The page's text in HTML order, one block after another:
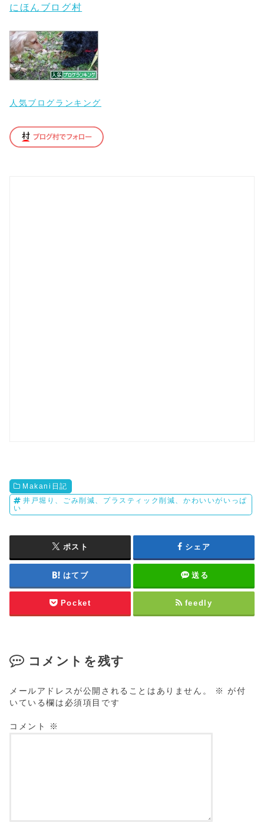
にほんブログ村
人気ブログランキング
Makani日記
井戸堀り、ごみ削減、プラスティック削減、かわいいがいっぱ
い
ポスト シェア
はてブ 送る
Pocket feedly
コメントを残す
メールアドレスが公開されることはありません。 ※ が付
いている欄は必須項目です
コメント ※